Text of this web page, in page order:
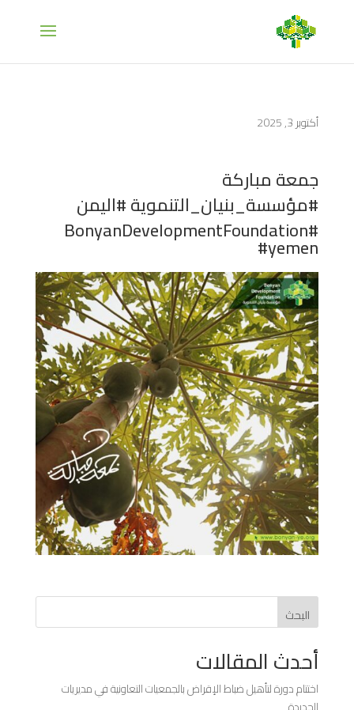
أكتوبر 3, 2025
جمعة مباركة
#مؤسسة_بنيان_التنموية #اليمن
#BonyanDevelopmentFoundation
#yemen
البحث
أحدث المقالات
اختتام دورة لتأهيل ضباط الإقراض بالجمعيات التعاونية في مديريات